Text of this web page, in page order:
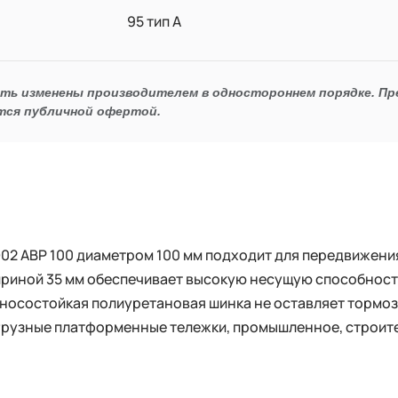
95 тип А
изменены производителем в одностороннем порядке.
публичной офертой.
ABP 100 диаметром 100 мм подходит для
35 мм обеспечивает высокую несущую
полиуретановая шинка не оставляет
платформенные тележки, промышленное,